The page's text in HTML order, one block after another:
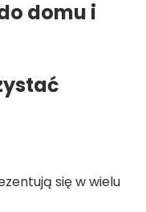
domu i
się w wielu